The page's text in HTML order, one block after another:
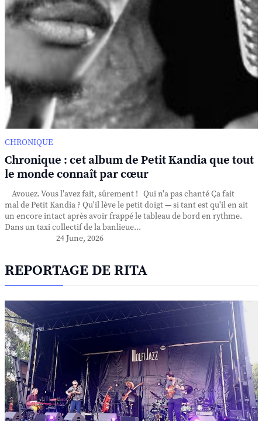
CHRONIQUE
Chronique : cet album de Petit Kandia que tout
le monde connaît par cœur
Avouez. Vous l'avez fait, sûrement ! Qui n'a pas chanté Ça fait
mal de Petit Kandia ? Qu'il lève le petit doigt — si tant est qu'il en ait
un encore intact après avoir frappé le tableau de bord en rythme.
Dans un taxi collectif de la banlieue...
24 June, 2026
REPORTAGE DE RITA